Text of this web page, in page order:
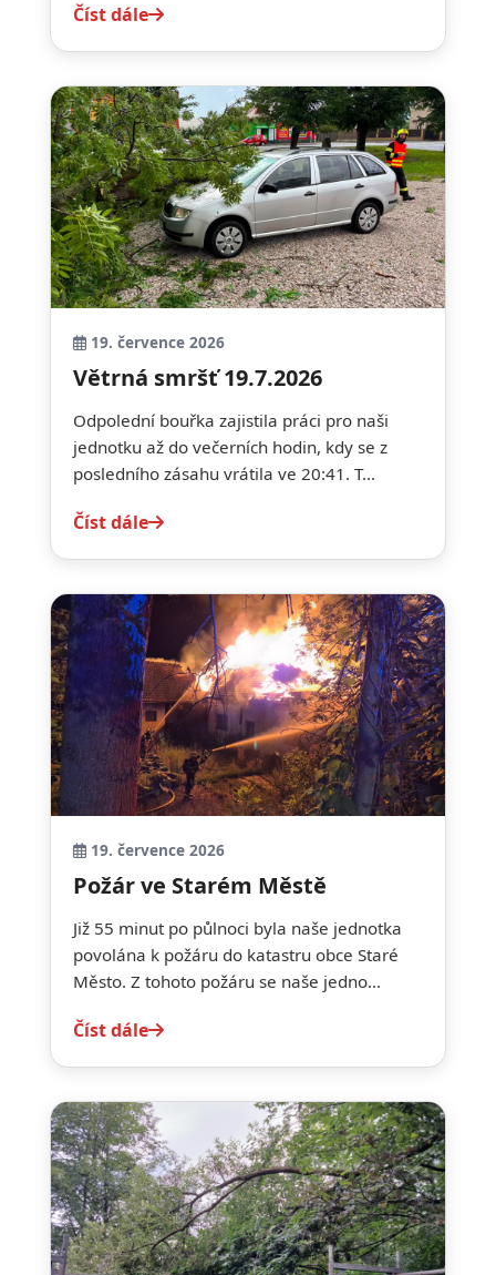
Číst dále
19. července 2026
Větrná smršť 19.7.2026
Odpolední bouřka zajistila práci pro naši
jednotku až do večerních hodin, kdy se z
posledního zásahu vrátila ve 20:41. T...
Číst dále
19. července 2026
Požár ve Starém Městě
Již 55 minut po půlnoci byla naše jednotka
povolána k požáru do katastru obce Staré
Město. Z tohoto požáru se naše jedno...
Číst dále